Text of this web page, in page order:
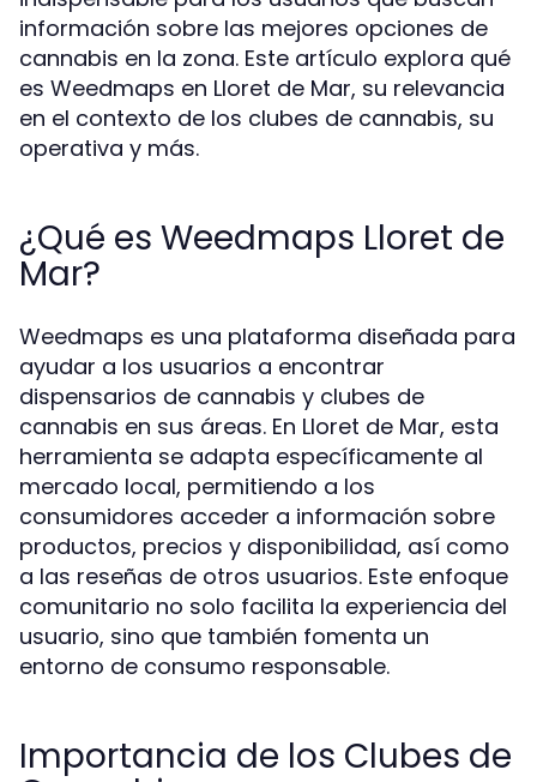
información sobre las mejores opciones de
cannabis en la zona. Este artículo explora qué
es Weedmaps en Lloret de Mar, su relevancia
en el contexto de los clubes de cannabis, su
operativa y más.
¿Qué es Weedmaps Lloret de
Mar?
Weedmaps es una plataforma diseñada para
ayudar a los usuarios a encontrar
dispensarios de cannabis y clubes de
cannabis en sus áreas. En Lloret de Mar, esta
herramienta se adapta específicamente al
mercado local, permitiendo a los
consumidores acceder a información sobre
productos, precios y disponibilidad, así como
a las reseñas de otros usuarios. Este enfoque
comunitario no solo facilita la experiencia del
usuario, sino que también fomenta un
entorno de consumo responsable.
Importancia de los Clubes de